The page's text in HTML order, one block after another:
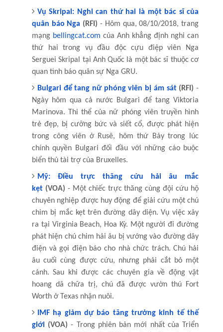
Vụ Skripal: Nghi can thứ hai là một bác sĩ của
quân báo Nga (RFI) - Hôm qua, 08/10/2018, trang
mạng bellingcat.com của Anh khẳng định nghi can
thứ hai trong vụ đầu độc cựu điệp viên Nga
Serguei Skripal tại Anh Quốc là một bác sĩ thuộc cơ
quan tình báo quân sự Nga GRU.
Bulgari để tang nữ phóng viên bị ám sát(RFI) -
Ngày hôm qua cả nước Bulgari để tang Viktoria
Marinova. Thi thể của nữ phóng viên truyền hình
trẻ đẹp, bị cưỡng bức và siết cổ, được phát hiện
trong công viên ở Rusê, hôm thứ Bảy trong lúc
chính quyền Bulgari đối đầu với những cáo buộc
biển thủ tài trợ của Bruxelles.
Mỹ: Điều trực thăng cứu hải âu mắc
kẹt(VOA) - Một chiếc trực thăng cùng đội cứu hộ
chuyên nghiệp được huy động để giải cứu một chú
chim bị mắc kẹt trên đường dây diện. Vụ việc xảy
ra tại Virginia Beach, Hoa Kỳ. Một người đi đường
phát hiện chú chim hải âu bị vướng vào đường dây
điện và gọi điện báo cho nhà chức trách. Chú hải
âu cuối cùng được cứu, nhưng phải cắt bỏ một
cánh. Sau khi được các chuyên gia về động vật
hoang dã chữa trị, chú đã được vườn thú Fort
Worth ở Texas nhận nuôi.
IMF hạ giảm dự báo tăng trưởng kinh tế thế
giới(VOA) - Trong phiên bản mới nhất của Triển